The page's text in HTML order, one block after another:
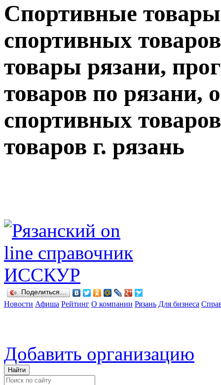
Спортивные
спортивных
товары рязани,
товаров по рязани,
спортивных
товаров г. рязань
Поделиться…
Новости Афиша Рейтинг О компании Рязань Для бизнеса
Добавить организацию